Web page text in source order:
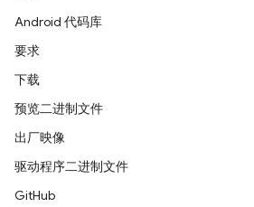
Android 代码库
要求
下载
预览二进制文件
出厂映像
驱动程序二进制文件
GitHub